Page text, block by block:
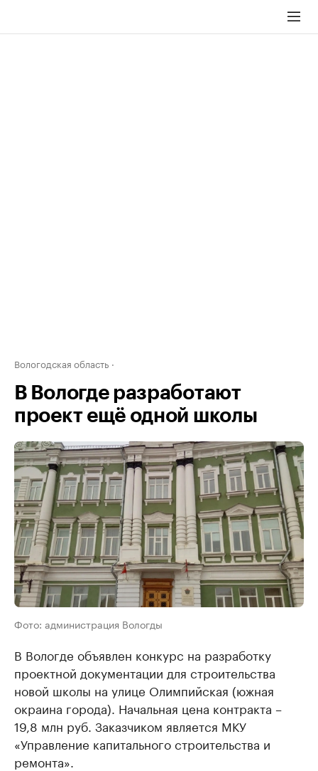
Вологодская область
В Вологде разработают
проект ещё одной школы
Фото: администрация Вологды
В Вологде объявлен конкурс на разработку
проектной документации для строительства
новой школы на улице Олимпийская (южная
окраина города). Начальная цена контракта –
19,8 млн руб. Заказчиком является МКУ
«Управление капитального строительства и
ремонта».